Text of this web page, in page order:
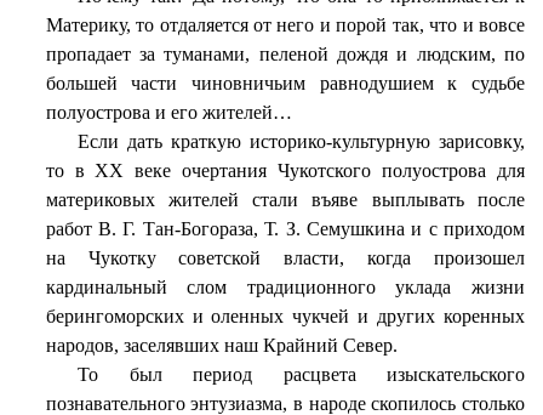
Материку, то отдаляется от него и порой так, что и вовсе
пропадает за туманами, пеленой дождя и людским, по
большей части чиновничьим равнодушием к судьбе
полуострова и его жителей…
Если дать краткую историко-культурную зарисовку,
то в XX веке очертания Чукотского полуострова для
материковых жителей стали въяве выплывать после
работ В. Г. Тан-Богораза, Т. З. Семушкина и с приходом
на Чукотку советской власти, когда произошел
кардинальный слом традиционного уклада жизни
берингоморских и оленных чукчей и других коренных
народов, заселявших наш Крайний Север.
То был период расцвета изыскательского
познавательного энтузиазма, в народе скопилось столько